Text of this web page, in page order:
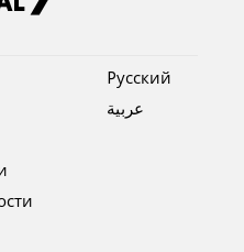
Pусский
عربية